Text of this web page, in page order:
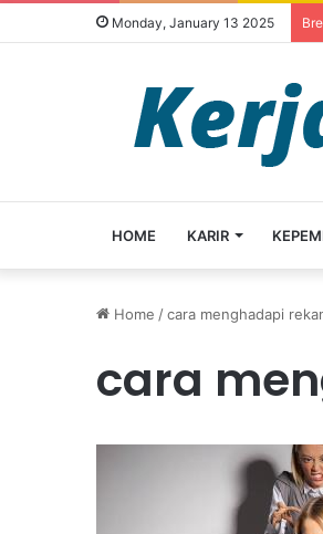
Monday, January 13 2025
HOME KARIR
Home /cara menghadapi
cara